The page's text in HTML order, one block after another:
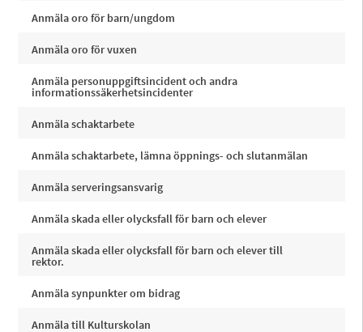
Anmäla oro för barn/ungdom
Anmäla oro för vuxen
Anmäla personuppgiftsincident och andra
informationssäkerhetsincidenter
Anmäla schaktarbete
Anmäla schaktarbete, lämna öppnings- och slutanmälan
Anmäla serveringsansvarig
Anmäla skada eller olycksfall för barn och elever
Anmäla skada eller olycksfall för barn och elever till
rektor.
Anmäla synpunkter om bidrag
Anmäla till Kulturskolan